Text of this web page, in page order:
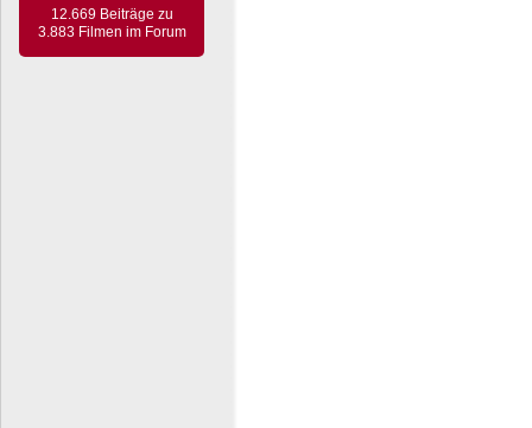
12.669 Beiträge zu
3.883 Filmen im Forum